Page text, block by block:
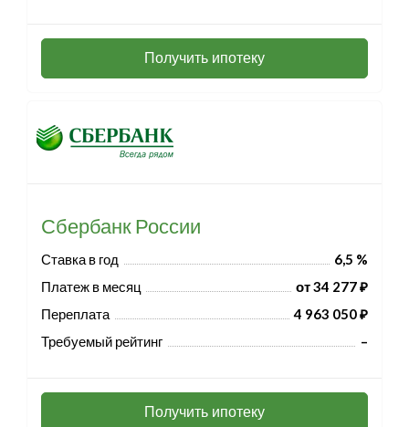
Получить ипотеку
Сбербанк России
Ставка в год
6,5 %
Платеж в месяц
от 34 277 ₽
Переплата
4 963 050 ₽
Требуемый рейтинг
–
Получить ипотеку